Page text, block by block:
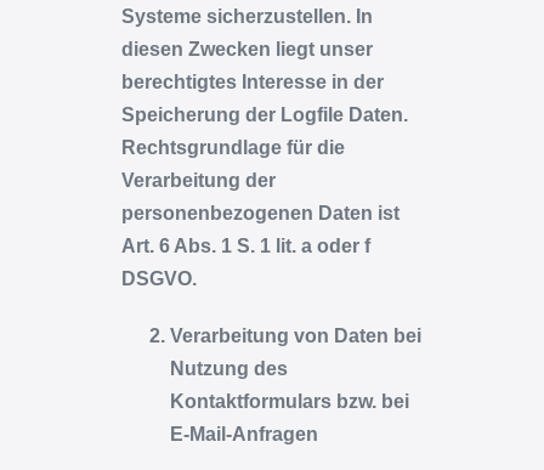
Systeme sicherzustellen. In
diesen Zwecken liegt unser
berechtigtes Interesse in der
Speicherung der Logfile Daten.
Rechtsgrundlage für die
Verarbeitung der
personenbezogenen Daten ist
Art. 6 Abs. 1 S. 1 lit. a oder f
DSGVO.
Verarbeitung von Daten bei
Nutzung des
Kontaktformulars bzw. bei
E-Mail-Anfragen